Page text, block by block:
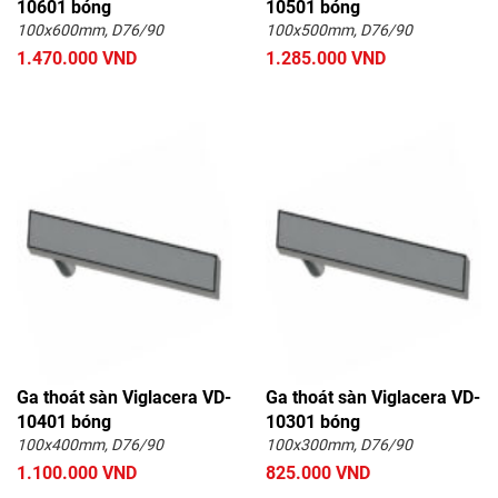
10601 bóng
100x600mm, D76/90
1.470.000 VND
10501 bóng
100x500mm, D76/90
1.285.000 VND
Ga thoát sàn Viglacera VD-
10401 bóng
100x400mm, D76/90
1.100.000 VND
Ga thoát sàn Viglacera VD-
10301 bóng
100x300mm, D76/90
825.000 VND